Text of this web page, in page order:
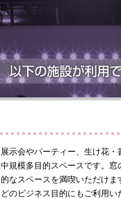
展示会やパーティー、生け花
中規模多目的スペースです。
的なスペースを満喫いただけ
どのビジネス目的にもご利用